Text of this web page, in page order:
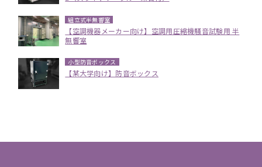
組立式半無響室
【空調機器メーカー向け】空調用圧縮機騒音試験用 半
無響室
小型防音ボックス
【某大学向け】防音ボックス